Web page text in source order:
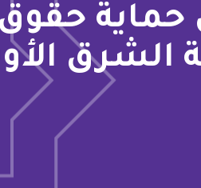
حماية حقوق
الشرق